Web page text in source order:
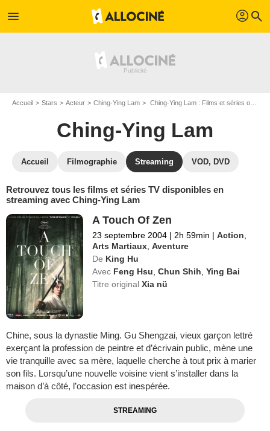
menu profil search
Accueil Stars Acteur Ching-Ying Lam Ching-Ying Lam : Films et séries online
Ching-Ying Lam
Accueil Filmographie Streaming VOD, DVD
Retrouvez tous les films et séries TV disponibles en
streaming avec Ching-Ying Lam
A Touch Of Zen
23 septembre 2004 | 2h 59min | Action
Arts Martiaux ,Aventure
De King Hu
Avec Feng Hsu ,Chun Shih ,Ying Bai
Titre originalXia nü
Chine, sous la dynastie Ming. Gu Shengzai, vieux garçon lettré
exerçant la profession de peintre et d’écrivain public, mène une
vie tranquille avec sa mère, laquelle cherche à tout prix à marier
son fils. Lorsqu’une nouvelle voisine vient s’installer dans la
maison d’à côté, l’occasion est inespérée.
STREAMING